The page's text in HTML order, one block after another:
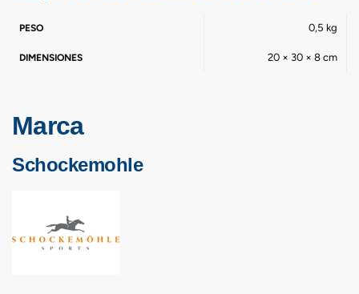
PESO 0,5 kg
DIMENSIONES 20 × 30 × 8 cm
Marca
Schockemohle